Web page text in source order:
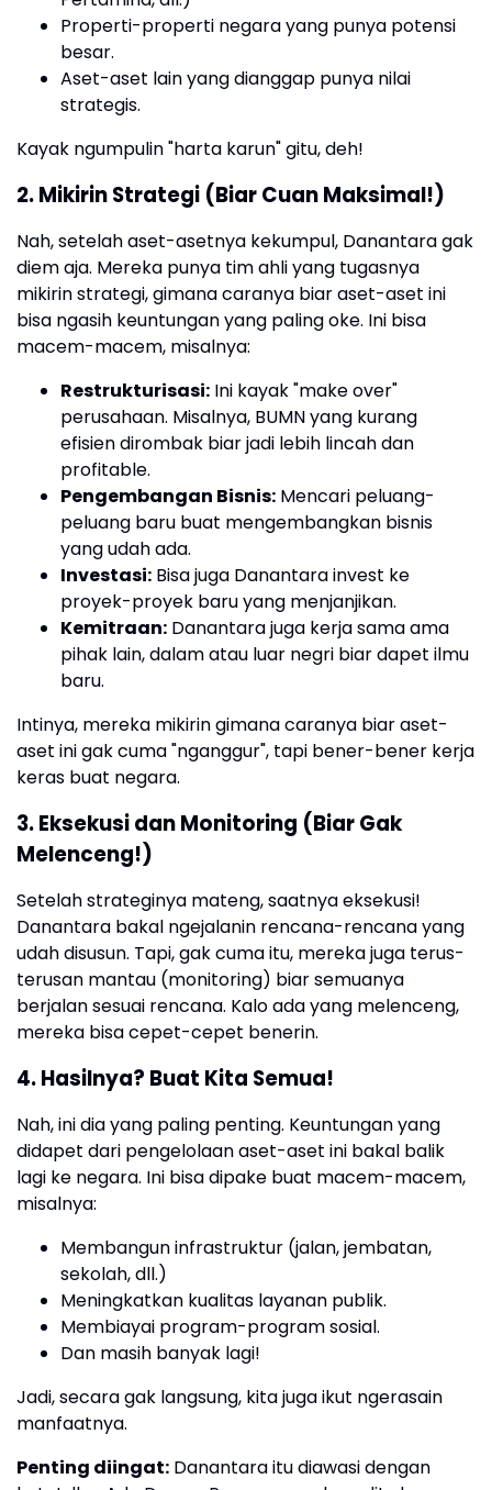
Properti-properti negara yang punya potensi
besar.
Aset-aset lain yang dianggap punya nilai
strategis.
Kayak ngumpulin "harta karun" gitu, deh!
2. Mikirin Strategi (Biar Cuan Maksimal!)
Nah, setelah aset-asetnya kekumpul, Danantara gak
diem aja. Mereka punya tim ahli yang tugasnya
mikirin strategi, gimana caranya biar aset-aset ini
bisa ngasih keuntungan yang paling oke. Ini bisa
macem-macem, misalnya:
Restrukturisasi: Ini kayak "make over"
perusahaan. Misalnya, BUMN yang kurang
efisien dirombak biar jadi lebih lincah dan
profitable.
Pengembangan Bisnis: Mencari peluang-
peluang baru buat mengembangkan bisnis
yang udah ada.
Investasi: Bisa juga Danantara invest ke
proyek-proyek baru yang menjanjikan.
Kemitraan: Danantara juga kerja sama ama
pihak lain, dalam atau luar negri biar dapet ilmu
baru.
Intinya, mereka mikirin gimana caranya biar aset-
aset ini gak cuma "nganggur", tapi bener-bener kerja
keras buat negara.
3. Eksekusi dan Monitoring (Biar Gak
Melenceng!)
Setelah strateginya mateng, saatnya eksekusi!
Danantara bakal ngejalanin rencana-rencana yang
udah disusun. Tapi, gak cuma itu, mereka juga terus-
terusan mantau (monitoring) biar semuanya
berjalan sesuai rencana. Kalo ada yang melenceng,
mereka bisa cepet-cepet benerin.
4. Hasilnya? Buat Kita Semua!
Nah, ini dia yang paling penting. Keuntungan yang
didapet dari pengelolaan aset-aset ini bakal balik
lagi ke negara. Ini bisa dipake buat macem-macem,
misalnya:
Membangun infrastruktur (jalan, jembatan,
sekolah, dll.)
Meningkatkan kualitas layanan publik.
Membiayai program-program sosial.
Dan masih banyak lagi!
Jadi, secara gak langsung, kita juga ikut ngerasain
manfaatnya.
Penting diingat: Danantara itu diawasi dengan